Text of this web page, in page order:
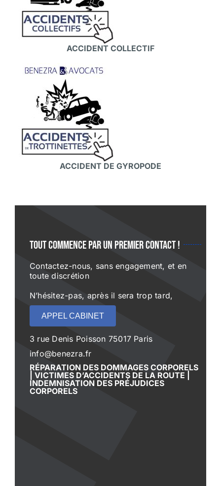
ACCIDENT COLLECTIF
ACCIDENT DE GYROPODE
Tout commence par un premier contact !
Contactez-nous, sans engagement, et en
toute discrétion
N’hésitez-pas, après il sera trop tard,
APPEL CABINET
3 rue Denis Poisson 75017 Paris
info@benezra.fr
RÉPARATION DES DOMMAGES CORPORELS
| VICTIMES D’ACCIDENTS DE LA ROUTE |
INDEMNISATION DES PRÉJUDICES
CORPORELS